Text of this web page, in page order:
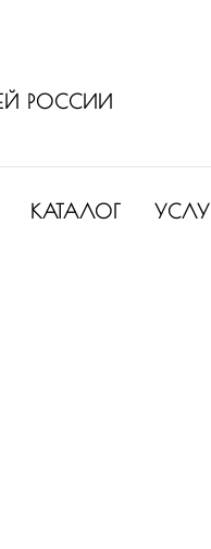
РОССИИ
КАТАЛОГ